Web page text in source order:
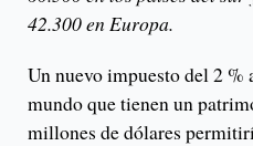
42.300 en Europa.
Un nuevo impuesto del 2 %
mundo que tienen un
millones de dólares